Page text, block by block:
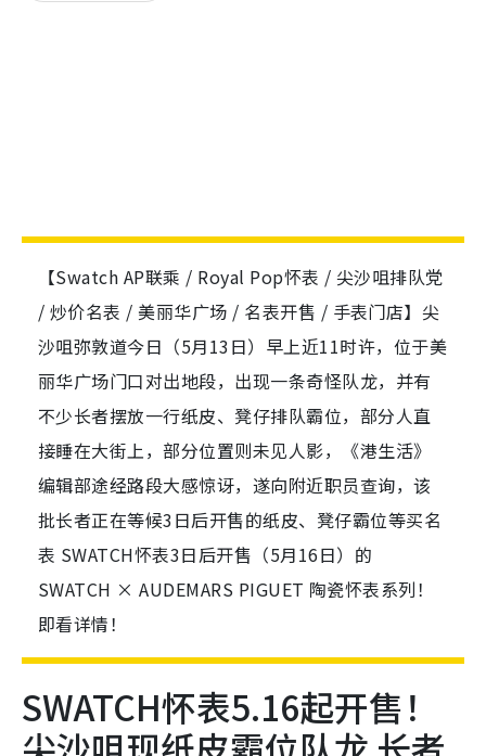
【Swatch AP联乘 / Royal Pop怀表 / 尖沙咀排队党
/ 炒价名表 / 美丽华广场 / 名表开售 / 手表门店】尖
沙咀弥敦道今日（5月13日）早上近11时许，位于美
丽华广场门口对出地段，出现一条奇怪队龙，并有
不少长者摆放一行纸皮、凳仔排队霸位，部分人直
接睡在大街上，部分位置则未见人影，《港生活》
编辑部途经路段大感惊讶，遂向附近职员查询，该
批长者正在等候3日后开售的纸皮、凳仔霸位等买名
表 SWATCH怀表3日后开售（5月16日）的
SWATCH × AUDEMARS PIGUET 陶瓷怀表系列！
即看详情！
SWATCH怀表5.16起开售！